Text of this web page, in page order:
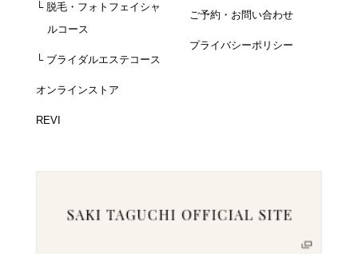
└ 脱毛・フォトフェイシャ
ルコース
└ ブライダルエステコース
オンラインストア
REVI
ご予約・お問い合わせ
プライバシーポリシー